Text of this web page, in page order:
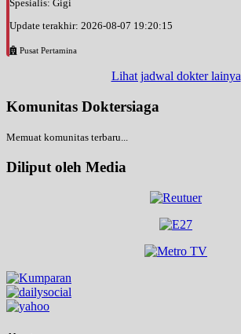
Spesialis: Gigi
Update terakhir: 2026-08-07 19:20:15
Pusat Pertamina
Lihat jadwal dokter lainya
Komunitas Doktersiaga
Memuat komunitas terbaru...
Diliput oleh Media